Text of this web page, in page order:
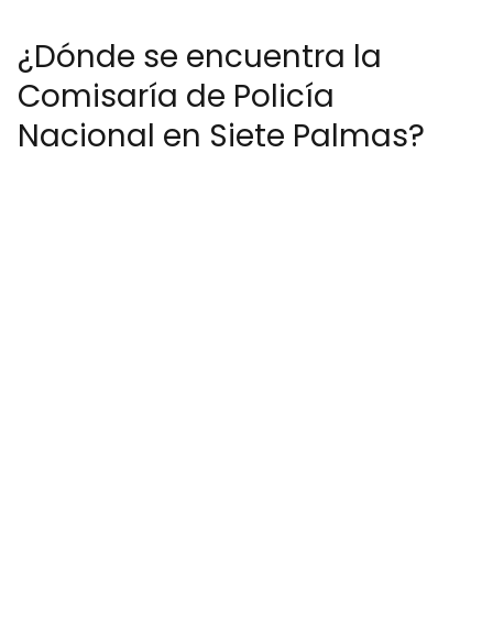
¿Dónde se encuentra la
Comisaría de Policía
Nacional en Siete Palmas?